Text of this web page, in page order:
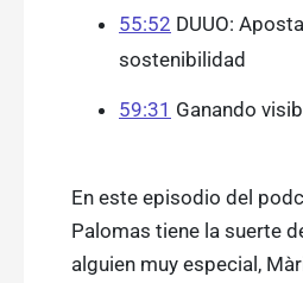
55:52 DUUO:
sostenibilidad
59:31 Ganando
En este episodio del
Palomas tiene la suerte
alguien muy especial,